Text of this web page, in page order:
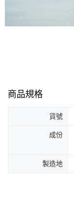
商品規格
貨號
成份
製造地